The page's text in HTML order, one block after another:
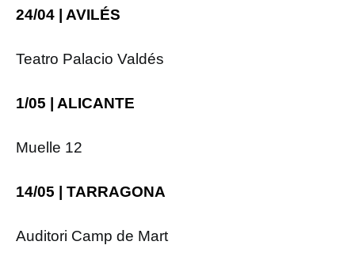
24/04 | AVILÉS
Teatro Palacio Valdés
1/05 | ALICANTE
Muelle 12
14/05 | TARRAGONA
Auditori Camp de Mart